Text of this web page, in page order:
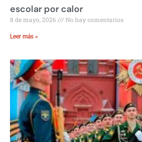
escolar por calor
8 de mayo, 2026 No hay comentarios
Leer más »